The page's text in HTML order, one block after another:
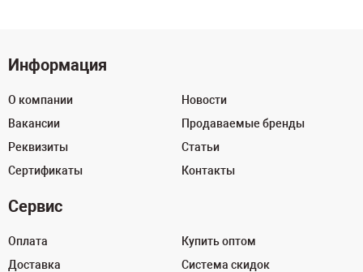
Информация
О компании
Вакансии
Реквизиты
Сертификаты
Новости
Продаваемые бренды
Статьи
Контакты
Сервис
Оплата
Доставка
Купить оптом
Система скидок